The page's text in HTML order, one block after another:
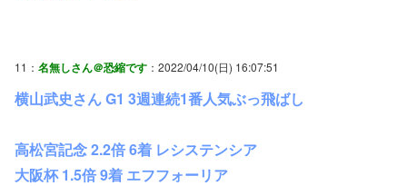
11： 名無しさん＠恐縮です ：2022/04/10(日) 16:07:51
横山武史さん G1 3週連続1番人気ぶっ飛ばし
高松宮記念 2.2倍 6着 レシステンシア
大阪杯 1.5倍 9着 エフフォーリア